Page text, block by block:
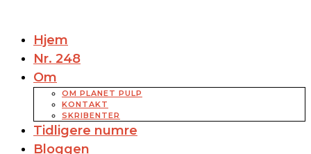
Hjem
Nr. 248
Om
OM PLANET PULP
KONTAKT
SKRIBENTER
Tidligere numre
Bloggen